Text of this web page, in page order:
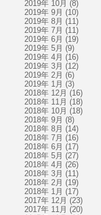
2019年 10月 (8)
2019年 9月 (10)
2019年 8月 (11)
2019年 7月 (11)
2019年 6月 (19)
2019年 5月 (9)
2019年 4月 (16)
2019年 3月 (12)
2019年 2月 (6)
2019年 1月 (3)
2018年 12月 (16)
2018年 11月 (18)
2018年 10月 (18)
2018年 9月 (8)
2018年 8月 (14)
2018年 7月 (16)
2018年 6月 (17)
2018年 5月 (27)
2018年 4月 (26)
2018年 3月 (11)
2018年 2月 (19)
2018年 1月 (17)
2017年 12月 (23)
2017年 11月 (20)